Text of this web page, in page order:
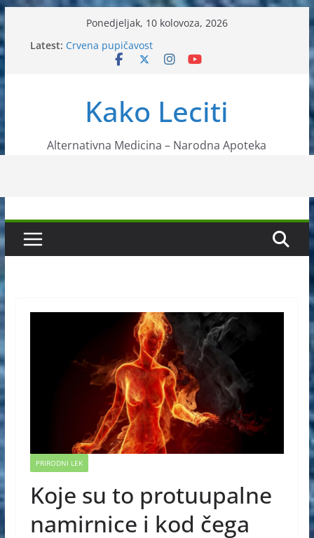
Skip
to
content
Ponedjeljak, 10 kolovoza, 2026
Latest: Crvena pupičavost
Čir na želucu – Liječenje prirodnim metodama
Liječenje bubrežnog kamenca uz pomoć čaja
Kako Leciti
Alternativna Medicina – Narodna Apoteka
PRIRODNI LEK
Koje su to protuupalne
namirnice i kod čega